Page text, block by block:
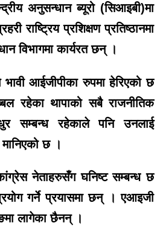
अनुसन्धान ब्यूरो(सिआइबी)मा
राष्ट्रिय प्रशिक्षण प्रतिष्ठानमा
विभागमा कार्यरत छन् ।
भावी आईजीपीका रुपमा हेरिएको छ
रहेका थापाको सबै राजनीतिक
सम्बन्ध रहेकाले पनि
उनलाई
मानिएको छ ।
नेताहरुसँग घनिष्ट सम्बन्ध छ
गर्नेप्रयासमा छन् । एआइजी
लागेका छैनन् ।